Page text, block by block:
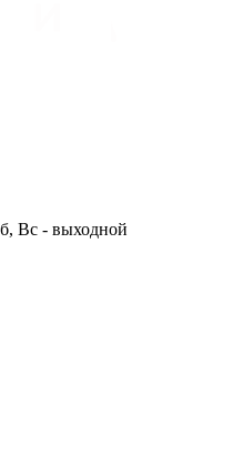
Вс - выходной